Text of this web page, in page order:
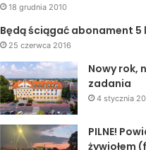
18 grudnia 2010
Będą ściągać abonament
25 czerwca 2016
Nowy rok,
zadania
4 stycznia
PILNE!
żywiołem